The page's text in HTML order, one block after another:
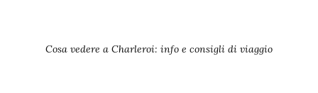
Cosa vedere a Charleroi: info e consigli di viaggio